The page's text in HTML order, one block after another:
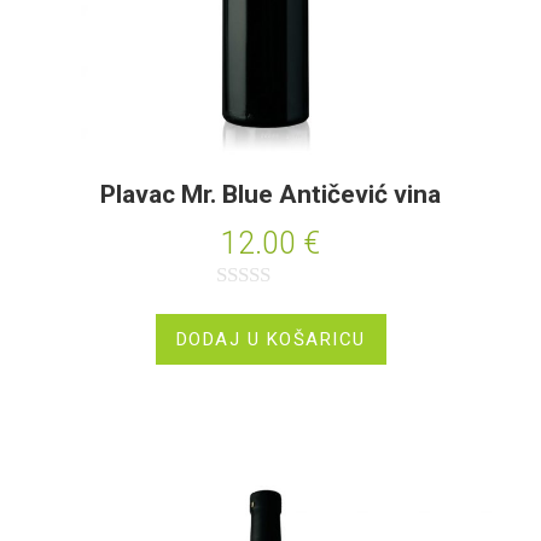
Plavac Mr. Blue Antičević vina
12.00 €
c
j
DODAJ U KOŠARICU